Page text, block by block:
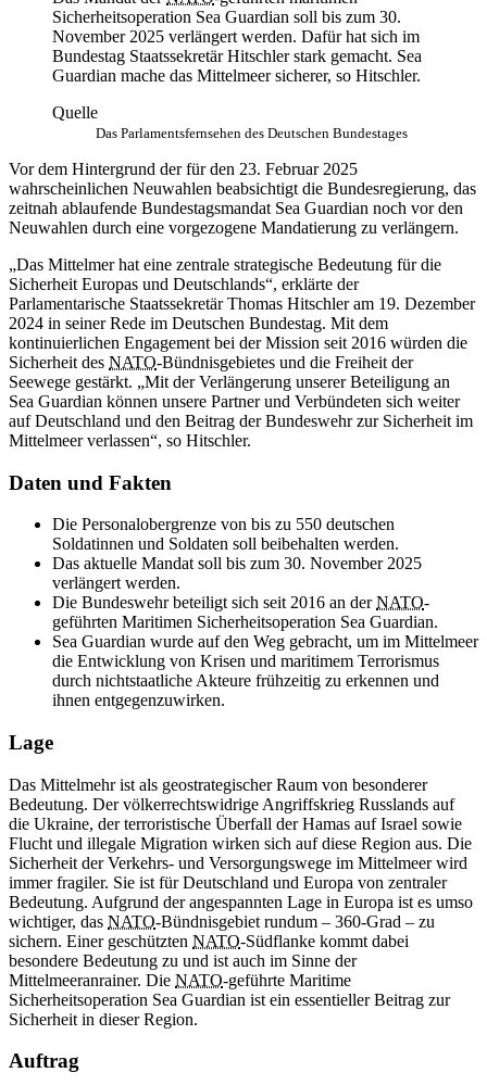
Sicherheitsoperation Sea Guardian soll bis zum 30.
November 2025 verlängert werden. Dafür hat sich im
Bundestag Staatssekretär Hitschler stark gemacht. Sea
Guardian mache das Mittelmeer sicherer, so Hitschler.
Quelle
Das Parlamentsfernsehen des Deutschen Bundestages
Vor dem Hintergrund der für den 23. Februar 2025
wahrscheinlichen Neuwahlen beabsichtigt die Bundesregierung, das
zeitnah ablaufende Bundestagsmandat Sea Guardian noch vor den
Neuwahlen durch eine vorgezogene Mandatierung zu verlängern.
„Das Mittelmer hat eine zentrale strategische Bedeutung für die
Sicherheit Europas und Deutschlands“, erklärte der
Parlamentarische Staatssekretär Thomas Hitschler am 19. Dezember
2024 in seiner Rede im Deutschen Bundestag. Mit dem
kontinuierlichen Engagement bei der Mission seit 2016 würden die
Sicherheit des NATO-Bündnisgebietes und die Freiheit der
Seewege gestärkt. „Mit der Verlängerung unserer Beteiligung an
Sea Guardian können unsere Partner und Verbündeten sich weiter
auf Deutschland und den Beitrag der Bundeswehr zur Sicherheit im
Mittelmeer verlassen“, so Hitschler.
Daten und Fakten
Die Personalobergrenze von bis zu 550 deutschen
Soldatinnen und Soldaten soll beibehalten werden.
Das aktuelle Mandat soll bis zum 30. November 2025
verlängert werden.
Die Bundeswehr beteiligt sich seit 2016 an derNATO-
geführten Maritimen Sicherheitsoperation Sea Guardian.
Sea Guardian wurde auf den Weg gebracht, um im Mittelmeer
die Entwicklung von Krisen und maritimem Terrorismus
durch nichtstaatliche Akteure frühzeitig zu erkennen und
ihnen entgegenzuwirken.
Lage
Das Mittelmehr ist als geostrategischer Raum von besonderer
Bedeutung. Der völkerrechtswidrige Angriffskrieg Russlands auf
die Ukraine, der terroristische Überfall der Hamas auf Israel sowie
Flucht und illegale Migration wirken sich auf diese Region aus. Die
Sicherheit der Verkehrs- und Versorgungswege im Mittelmeer wird
immer fragiler. Sie ist für Deutschland und Europa von zentraler
Bedeutung. Aufgrund der angespannten Lage in Europa ist es umso
wichtiger, das NATO-Bündnisgebiet rundum – 360-Grad – zu
sichern. Einer geschützten NATO-Südflanke kommt dabei
besondere Bedeutung zu und ist auch im Sinne der
Mittelmeeranrainer. Die NATO-geführte Maritime
Sicherheitsoperation Sea Guardian ist ein essentieller Beitrag zur
Sicherheit in dieser Region.
Auftrag